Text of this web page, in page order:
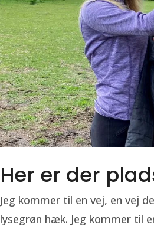
Her er der
Jeg kommer til en vej, en vej
lysegrøn hæk. Jeg kommer til